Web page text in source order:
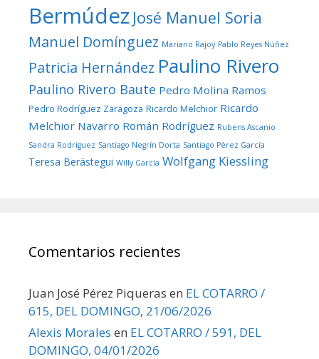
Bermúdez José Manuel Soria
Manuel Domínguez Mariano Rajoy Pablo Reyes Núñez
Patricia Hernández Paulino Rivero
Paulino Rivero Baute Pedro Molina Ramos
Pedro Rodríguez Zaragoza Ricardo Melchior Ricardo
Melchior Navarro Román Rodríguez Rubens Ascanio
Sandra Rodríguez Santiago Negrín Dorta Santiago Pérez García
Teresa Berástegui Willy García Wolfgang Kiessling
Comentarios recientes
Juan José Pérez Piqueras en EL COTARRO /
615, DEL DOMINGO, 21/06/2026
Alexis Morales en EL COTARRO / 591, DEL
DOMINGO, 04/01/2026